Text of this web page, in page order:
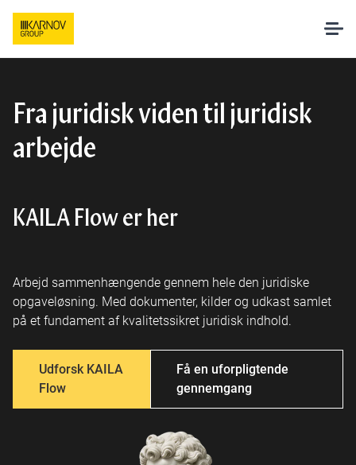
AI hos Karnov
Om os
Bøger
Fra juridisk viden til juridisk
arbejde
KAILA Flow er her
Arbejd sammenhængende gennem hele den juridiske
opgaveløsning. Med dokumenter, kilder og udkast samlet
på et fundament af kvalitetssikret juridisk indhold.
Udforsk KAILA
Flow
Få en uforpligtende
gennemgang